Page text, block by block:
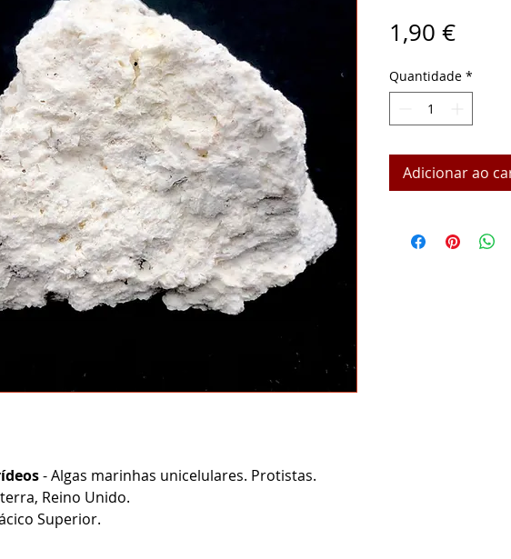
- Algas marinhas unicelulares. Protistas.
Reino Unido.
Superior.
1,90 €Preço
Quantidade *
Adicionar ao